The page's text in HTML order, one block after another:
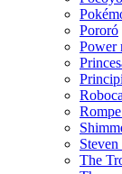
Pororó
Power
The